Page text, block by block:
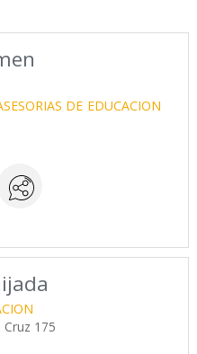
DE EDUCACION
175